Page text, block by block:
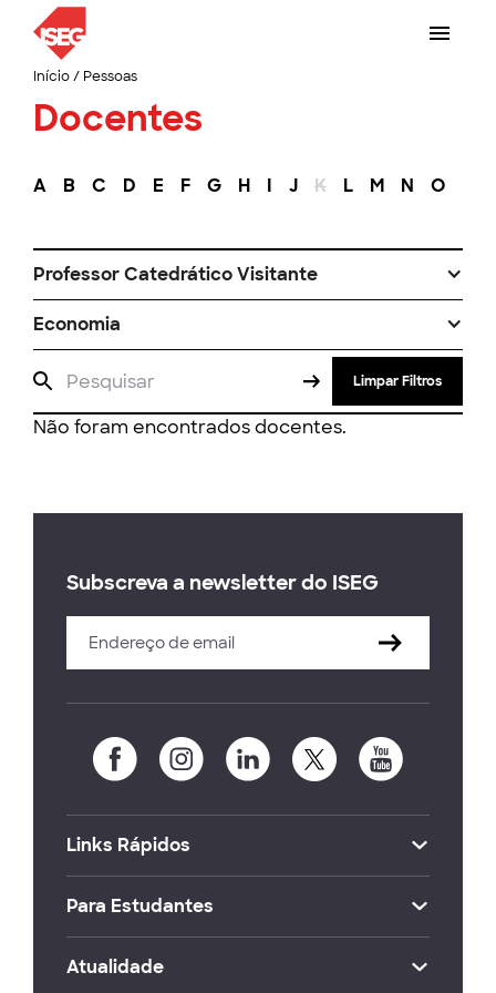
Início/ Pessoas
Docentes
A B C D E F G H I J K L M N O
Professor Catedrático Visitante
Economia
Limpar Filtros
Não foram encontrados docentes.
Subscreva a newsletter do ISEG
Links Rápidos
Para Estudantes
Atualidade